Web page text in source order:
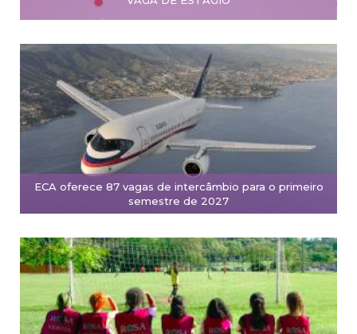
ECA oferece 87 vagas de intercâmbio para o primeiro
semestre de 2027